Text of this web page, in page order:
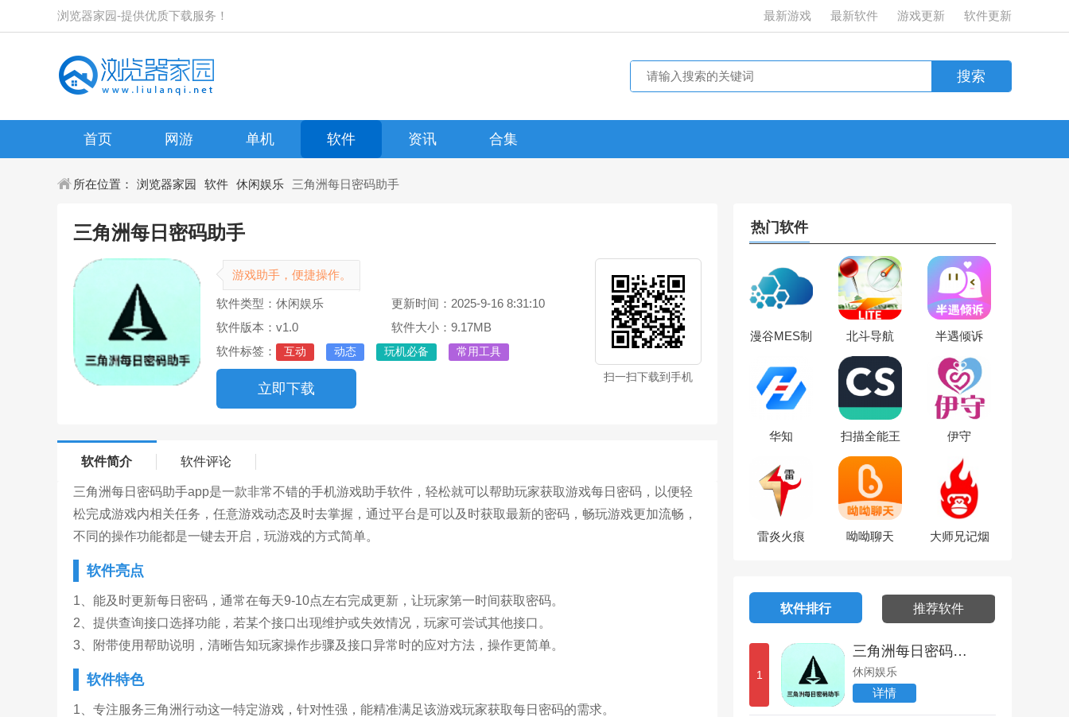
浏览器家园-提供优质下载服务！ 最新游戏 最新软件 游戏更新 软件更新
首页 网游 单机 软件 资讯 合集
所在位置： 浏览器家园 软件 休闲娱乐 三角洲每日密码助手
三角洲每日密码助手
游戏助手，便捷操作。
软件类型：休闲娱乐
更新时间：2025-9-16 8:31:10
软件版本：v1.0
软件大小：9.17MB
软件标签：
互动 动态 玩机必备 常用工具
立即下载
扫一扫下载到手机
软件简介 软件评论
三角洲每日密码助手app是一款非常不错的手机游戏助手软件，轻松就可以帮助玩家获取游戏每日密码，以便轻
松完成游戏内相关任务，任意游戏动态及时去掌握，通过平台是可以及时获取最新的密码，畅玩游戏更加流畅，
不同的操作功能都是一键去开启，玩游戏的方式简单。
软件亮点
1、能及时更新每日密码，通常在每天9-10点左右完成更新，让玩家第一时间获取密码。
2、提供查询接口选择功能，若某个接口出现维护或失效情况，玩家可尝试其他接口。
3、附带使用帮助说明，清晰告知玩家操作步骤及接口异常时的应对方法，操作更简单。
软件特色
1、专注服务三角洲行动这一特定游戏，针对性强，能精准满足该游戏玩家获取每日密码的需求。
热门软件
漫谷MES制
软件
北斗导航 半遇倾诉
华知 扫描全能王 伊守
雷炎火痕 呦呦聊天 大师兄记烟
软件排行 推荐软件
1
三角洲每日密码助手
休闲娱乐
详情